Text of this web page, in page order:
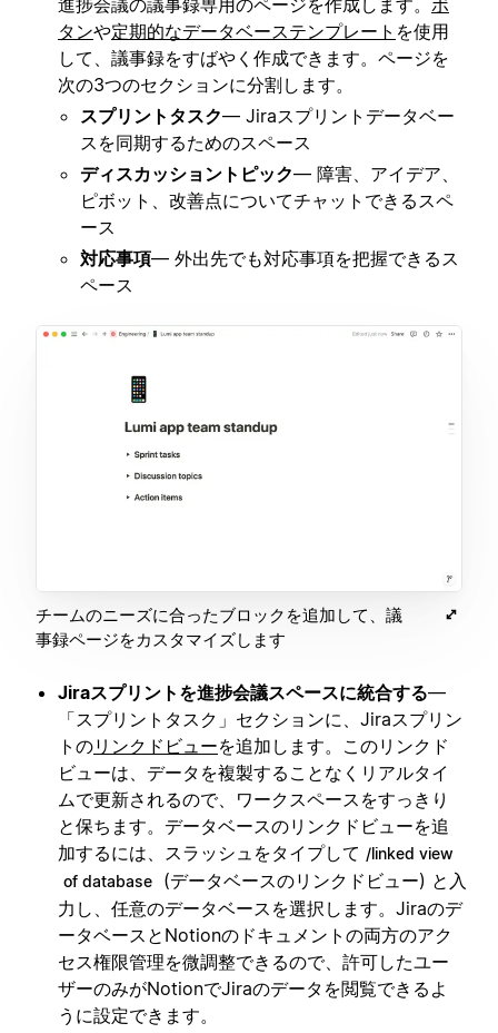
タンや定期的なデータベーステンプレート を使用
して、議事録をすばやく作成できます。ページを
次の3つのセクションに分割します。
スプリントタスク— Jiraスプリントデータベー
スを同期するためのスペース
ディスカッショントピック— 障害、アイデア、
ピボット、改善点についてチャットできるスペ
ース
対応事項— 外出先でも対応事項を把握できるス
ペース
チームのニーズに合ったブロックを追加して、議
事録ページをカスタマイズします
Jiraスプリントを進捗会議スペースに統合する—
「スプリントタスク」セクションに、Jiraスプリン
トのリンクドビューを追加します。このリンクド
ビューは、データを複製することなくリアルタイ
ムで更新されるので、ワークスペースをすっきり
と保ちます。データベースのリンクドビューを追
加するには、スラッシュをタイプして /linked view
of database
(データベースのリンクドビュー) と入
力し、任意のデータベースを選択します。Jiraのデ
ータベースとNotionのドキュメントの両方のアク
セス権限管理を微調整できるので、許可したユー
ザーのみがNotionでJiraのデータを閲覧できるよ
うに設定できます。